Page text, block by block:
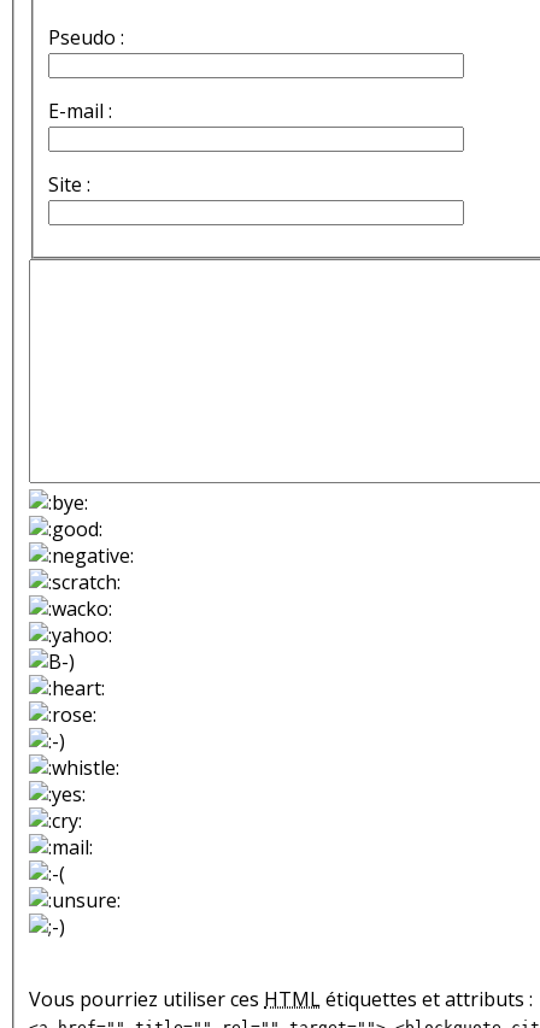
Pseudo :
E-mail :
Site :
Vous pourriez utiliser ces HTMLétiquettes et attributs :